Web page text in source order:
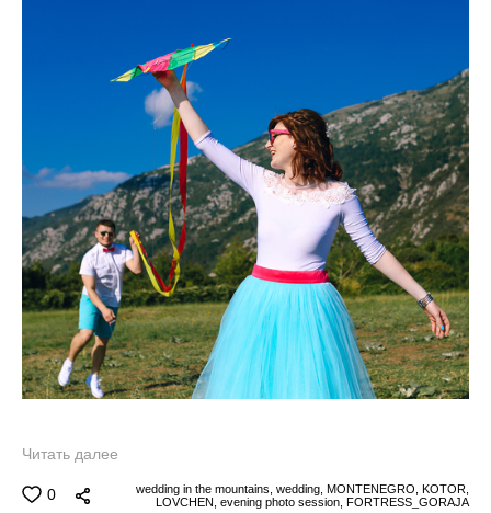
Читать далее
0 wedding in the mountains, wedding, MONTENEGRO,
KOTOR,
LOVCHEN,
evening photo session, FORTRESS_GORAJA